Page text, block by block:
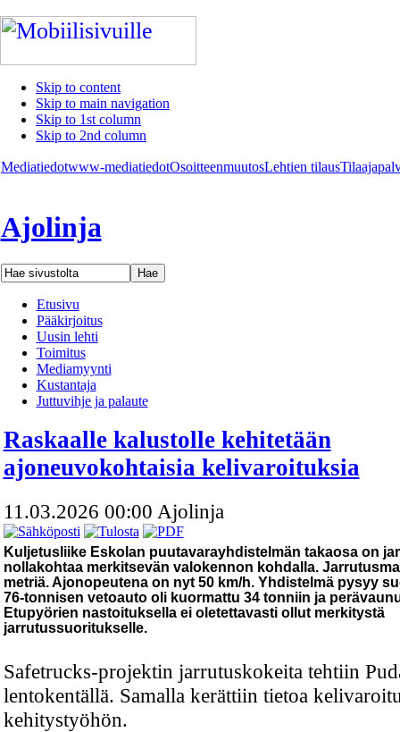
Skip to content
Skip to main navigation
Skip to 1st column
Skip to 2nd column
Mediatiedotwww-mediatiedotOsoitteenmuutosLehtien tilaus
Ajolinja
Etusivu
Pääkirjoitus
Uusin lehti
Toimitus
Mediamyynti
Kustantaja
Juttuvihje ja palaute
Raskaalle kalustolle kehitetään
ajoneuvokohtaisia kelivaroituksia
11.03.2026 00:00 Ajolinja
Kuljetusliike Eskolan puutavarayhdistelmän takaosa on
nollakohtaa merkitsevän valokennon kohdalla.
metriä. Ajonopeutena on nyt 50 km/h. Yhdistelmä pysyy
76-tonnisen vetoauto oli kuormattu 34 tonniin ja
Etupyörien nastoituksella ei oletettavasti ollut merkitystä
jarrutussuoritukselle.
Safetrucks-projektin jarrutuskokeita tehtiin
lentokentällä. Samalla kerättiin tietoa
kehitystyöhön.